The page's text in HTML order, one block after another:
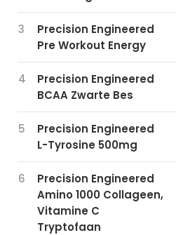
3
Precision Engineered
Pre Workout Energy
4
Precision Engineered
BCAA Zwarte Bes
5
Precision Engineered
L-Tyrosine 500mg
6
Precision Engineered
Amino 1000 Collageen,
Vitamine C
Tryptofaan